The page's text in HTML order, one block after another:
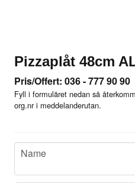
Pizzaplåt 48cm
Pris/Offert: 036 - 777 90 90
Fyll i formuläret nedan så
org.nr i meddelanderutan.
name
Name